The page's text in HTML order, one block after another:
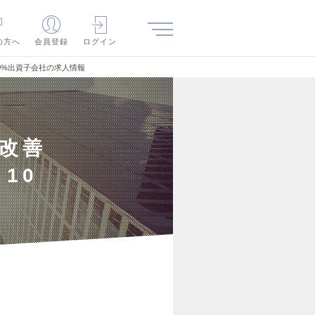
方へ 会員登録 ログイン
出資子会社の求人情報
善
10